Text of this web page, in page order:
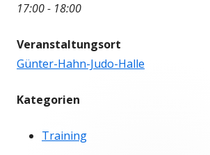
17:00 - 18:00
Veranstaltungsort
Günter-Hahn-Judo-Halle
Kategorien
Training